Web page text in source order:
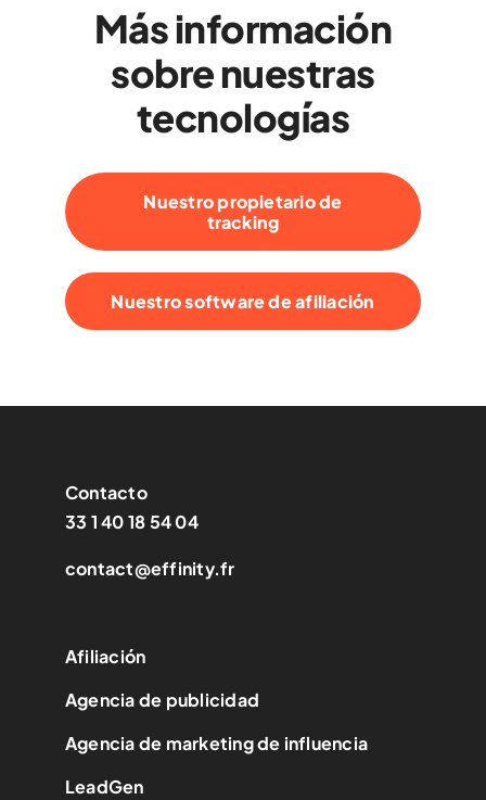
Más información
sobre nuestras
tecnologías
Nuestro propietario de
tracking
Nuestro software de afiliación
Contacto
33 1 40 18 54 04
contact@effinity.fr
Afiliación
Agencia de publicidad
Agencia de marketing de influencia
LeadGen